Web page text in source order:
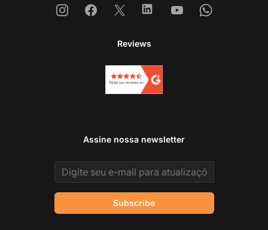
InstagramFacebook
X LinkedinYoutubeWhatsapp
Reviews
Assine nossa newsletter
Email address
Subscribe